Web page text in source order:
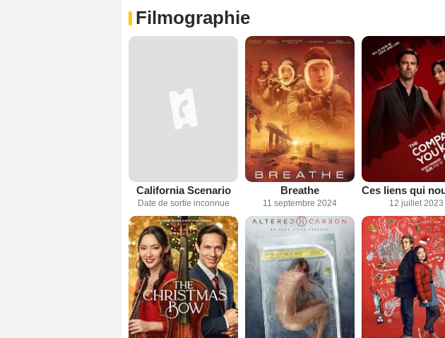
Filmographie
California Scenario
Date de sortie inconnue
Breathe
11 septembre 2024 12 juillet 2023